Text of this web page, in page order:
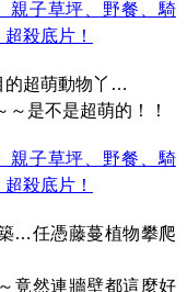
的超萌動物丫…
是不是超萌的！！
…任憑藤蔓植物攀爬
竟然連牆壁都這麼好